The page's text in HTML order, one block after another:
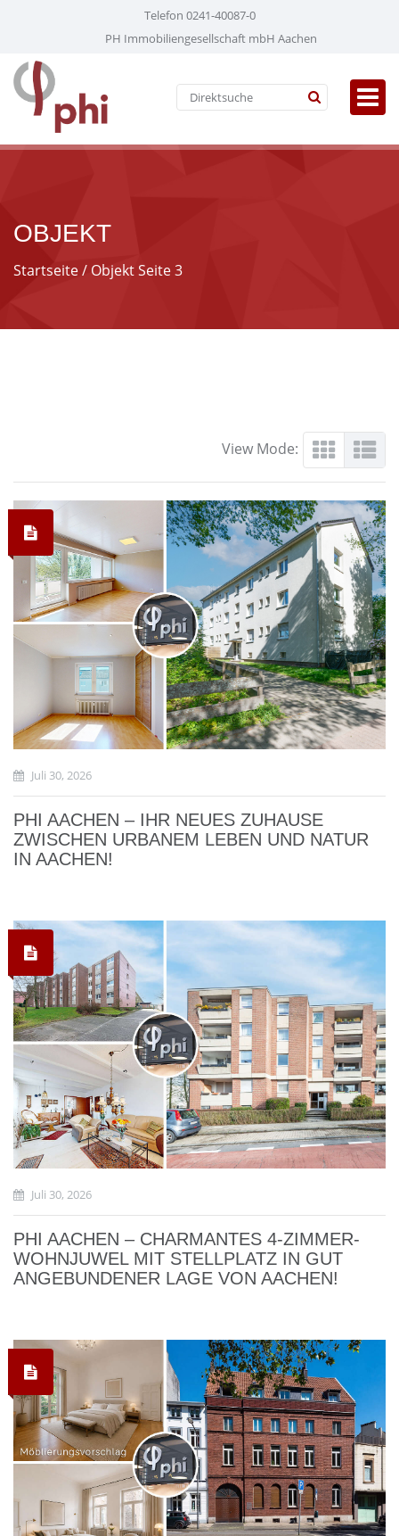
Telefon 0241-40087-0
PH Immobiliengesellschaft mbH Aachen
OBJEKT
Startseite/ Objekt Seite 3
View Mode:
Juli 30, 2026
PHI AACHEN – IHR NEUES ZUHAUSE
ZWISCHEN URBANEM LEBEN UND NATUR
IN AACHEN!
Juli 30, 2026
PHI AACHEN – CHARMANTES 4-ZIMMER-
WOHNJUWEL MIT STELLPLATZ IN GUT
ANGEBUNDENER LAGE VON AACHEN!